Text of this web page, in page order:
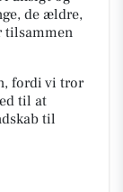
de ældre,
tilsammen
fordi vi tror
til at
til